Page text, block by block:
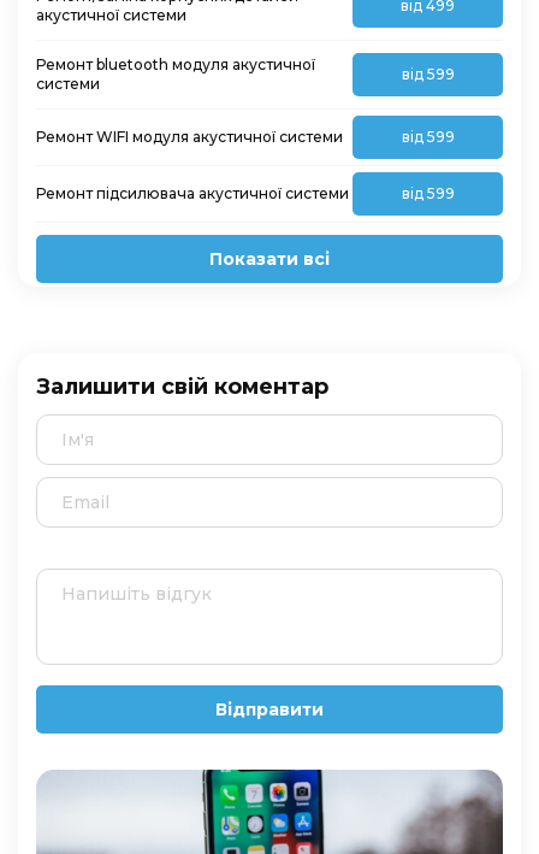
акустичної системи
від 499
Ремонт bluetooth модуля акустичної
системи
від 599
Ремонт WIFI модуля акустичної системи від 599
Ремонт підсилювача акустичної системи від 599
Показати всі
Залишити свій коментар
Відправити